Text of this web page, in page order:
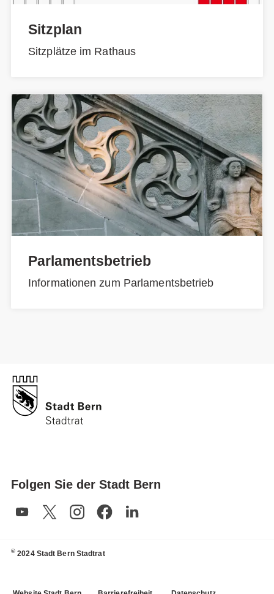
Sitzplan
Sitzplätze im Rathaus
Parlamentsbetrieb
Informationen zum Parlamentsbetrieb
Folgen Sie der Stadt Bern
© 2024 Stadt Bern Stadtrat